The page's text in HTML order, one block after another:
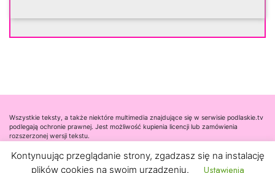
Wszystkie teksty, a także niektóre multimedia znajdujące się w serwisie podlaskie.tv
podlegają ochronie prawnej. Jest możliwość kupienia licencji lub zamówienia
rozszerzonej wersji tekstu.
Współpraca
Kontynuując przeglądanie strony, zgadzasz się na instalację
plików cookies na swoim urządzeniu.
Ustawienia